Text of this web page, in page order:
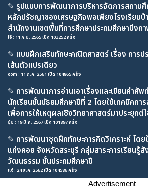
✎ รูปแบบการพัฒนาการบริหารจัดการสถานศึ
หลักปรัชญาของเศรษฐกิจพอเพียงโรงเรียนบ้
สำนักงานเขตพื้นที่การศึกษาประถมศึกษาบึงก
โอ๋ : 11 ก.ย. 2565 เปิด 103252 ครั้ง
✎ แบบฝึกเสริมทักษะคณิตศาสตร์ เรื่อง การป
เส้นตัวแปรเดียว
oom : 11 ก.ค. 2561 เปิด 104865 ครั้ง
✎ การพัฒนาการอ่านเอาเรื่องและเขียนคำศัพ
นักเรียนชั้นมัธยมศึกษาปีที่ 2 โดยใช้เทคนิคก
เพื่อการให้เหตุผลเชิงวิทยาศาสตร์มาประยุก
ยุ้ย : 19 มี.ค. 2567 เปิด 101897 ครั้ง
✎ การพัฒนาชุดฝึกทักษะการคิดวิเคราะห์ โดย
แก่งคอย จังหวัดสระบุรี กลุ่มสาระการเรียนรู้
วัฒนธรรม ชั้นประถมศึกษาปี
แจ๋ : 24 ส.ค. 2562 เปิด 104586 ครั้ง
Advertisement